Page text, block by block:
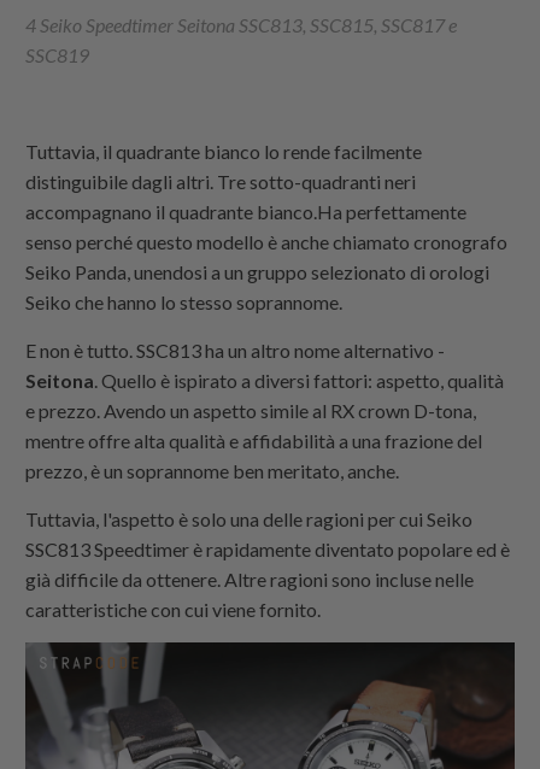
4 Seiko Speedtimer Seitona SSC813, SSC815, SSC817 e
SSC819
Tuttavia, il quadrante bianco lo rende facilmente
distinguibile dagli altri. Tre sotto-quadranti neri
accompagnano il quadrante bianco.Ha perfettamente
senso perché questo modello è anche chiamato cronografo
Seiko Panda, unendosi a un gruppo selezionato di orologi
Seiko che hanno lo stesso soprannome.
E non è tutto. SSC813 ha un altro nome alternativo -
Seitona. Quello è ispirato a diversi fattori: aspetto, qualità
e prezzo. Avendo un aspetto simile al RX crown D-tona,
mentre offre alta qualità e affidabilità a una frazione del
prezzo, è un soprannome ben meritato, anche.
Tuttavia, l'aspetto è solo una delle ragioni per cui Seiko
SSC813 Speedtimer è rapidamente diventato popolare ed è
già difficile da ottenere. Altre ragioni sono incluse nelle
caratteristiche con cui viene fornito.